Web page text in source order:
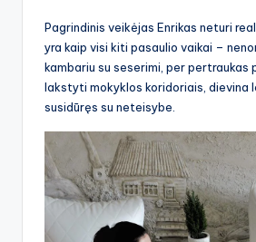
Pagrindinis veikėjas Enrikas neturi
yra kaip visi kiti pasaulio vaikai –
kambariu su seserimi, per pertraukas
lakstyti mokyklos koridoriais, dievina
susidūręs su neteisybe.